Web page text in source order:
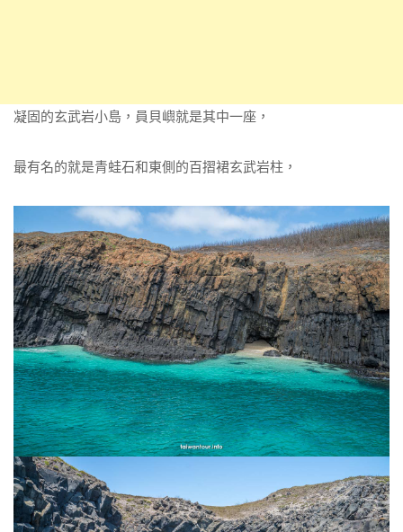
凝固的玄武岩小島，員貝嶼就是其中一座，
最有名的就是青蛙石和東側的百摺裙玄武岩柱，